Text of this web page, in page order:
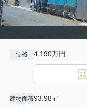
価格 4,190万円
建物面積93.98㎡